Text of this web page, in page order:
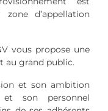
d’appellation
vous propose une
au grand public.
et son ambition
et son personnel